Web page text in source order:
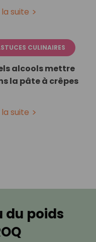
la suite
CULINAIRES
alcools mettre
la pâte à crêpes
la suite
du poids